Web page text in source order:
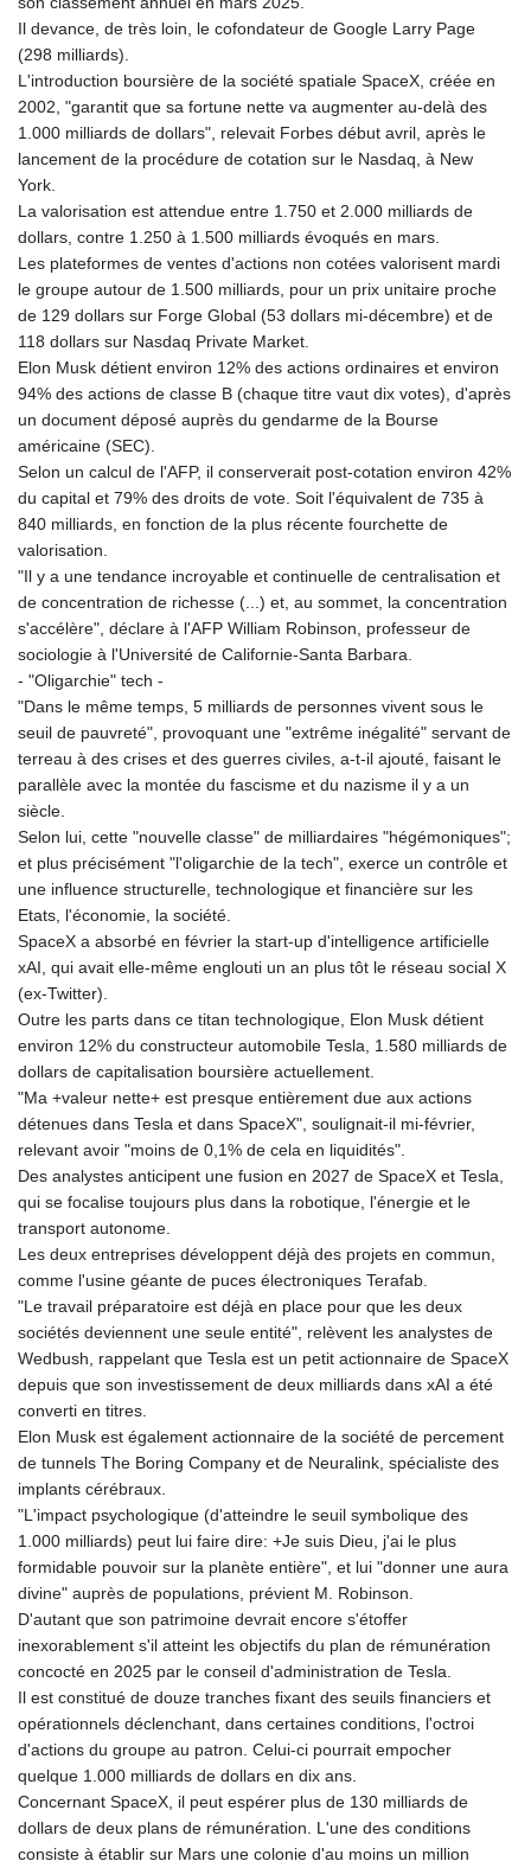
INR 110.076256
IQD 1509.981237
1590322.371805
ISK 142.598215
JEP 0.8566
JMD 183.057725
JPY 182.445186
KES 149.158147
KGS 101.104505
KHR 4681.941823
KMF 492.514185
KRW 1627.677557
KWD 0.356853
KYD 0.960588
KZT 540.233287
LBP
103223.017367
LKR 386.635196
LSL 18.726567
LTL 3.413768
LVL 0.699335
LYD 7.331909
MDL 20.044751
MGA 4918.938878
MKD 61.524236
MMK 2427.596601
MOP 9.314584
MRU 46.338424
MUR 54.419742
MWK 1998.775164
MXN 19.812061
MZN 73.882892
NAD 18.726567
NGN 1577.963717
NIO 42.419473
NOK 10.99759
NPR 175.501819
NZD 1.966719
OMR 0.442445
PEN 3.903651
PGK 5.093937
PHP 70.183258
PKR 320.014324
PLN 4.299905
PYG 6853.914834
RON 5.244583
RSD 117.338542
RWF 1694.978938
SAR 4.341973
SBD 9.325039
SCR 16.705092
SDG 694.263698
SEK 10.961095
SGD 1.477585
SLE 28.445176
SOS 658.791814
SRD 43.778814
STD 23929.673396
STN 24.499696
SVC 10.085875
SZL 18.722767
Il devance, de très loin, le cofondateur de Google Larry Page
(298 milliards).
L'introduction boursière de la société spatiale SpaceX, créée en
2002, "garantit que sa fortune nette va augmenter au-delà des
1.000 milliards de dollars", relevait Forbes début avril, après le
lancement de la procédure de cotation sur le Nasdaq, à New
York.
La valorisation est attendue entre 1.750 et 2.000 milliards de
dollars, contre 1.250 à 1.500 milliards évoqués en mars.
Les plateformes de ventes d'actions non cotées valorisent mardi
le groupe autour de 1.500 milliards, pour un prix unitaire proche
de 129 dollars sur Forge Global (53 dollars mi-décembre) et de
118 dollars sur Nasdaq Private Market.
Elon Musk détient environ 12% des actions ordinaires et environ
94% des actions de classe B (chaque titre vaut dix votes), d'après
un document déposé auprès du gendarme de la Bourse
américaine (SEC).
Selon un calcul de l'AFP, il conserverait post-cotation environ 42%
du capital et 79% des droits de vote. Soit l'équivalent de 735 à
840 milliards, en fonction de la plus récente fourchette de
valorisation.
"Il y a une tendance incroyable et continuelle de centralisation et
de concentration de richesse (...) et, au sommet, la concentration
s'accélère", déclare à l'AFP William Robinson, professeur de
sociologie à l'Université de Californie-Santa Barbara.
- "Oligarchie" tech -
"Dans le même temps, 5 milliards de personnes vivent sous le
seuil de pauvreté", provoquant une "extrême inégalité" servant de
terreau à des crises et des guerres civiles, a-t-il ajouté, faisant le
parallèle avec la montée du fascisme et du nazisme il y a un
siècle.
Selon lui, cette "nouvelle classe" de milliardaires "hégémoniques";
et plus précisément "l'oligarchie de la tech", exerce un contrôle et
une influence structurelle, technologique et financière sur les
Etats, l'économie, la société.
SpaceX a absorbé en février la start-up d'intelligence artificielle
xAI, qui avait elle-même englouti un an plus tôt le réseau social X
(ex-Twitter).
Outre les parts dans ce titan technologique, Elon Musk détient
environ 12% du constructeur automobile Tesla, 1.580 milliards de
dollars de capitalisation boursière actuellement.
"Ma +valeur nette+ est presque entièrement due aux actions
détenues dans Tesla et dans SpaceX", soulignait-il mi-février,
relevant avoir "moins de 0,1% de cela en liquidités".
Des analystes anticipent une fusion en 2027 de SpaceX et Tesla,
qui se focalise toujours plus dans la robotique, l'énergie et le
transport autonome.
Les deux entreprises développent déjà des projets en commun,
comme l'usine géante de puces électroniques Terafab.
"Le travail préparatoire est déjà en place pour que les deux
sociétés deviennent une seule entité", relèvent les analystes de
Wedbush, rappelant que Tesla est un petit actionnaire de SpaceX
depuis que son investissement de deux milliards dans xAI a été
converti en titres.
Elon Musk est également actionnaire de la société de percement
de tunnels The Boring Company et de Neuralink, spécialiste des
implants cérébraux.
"L'impact psychologique (d'atteindre le seuil symbolique des
1.000 milliards) peut lui faire dire: +Je suis Dieu, j'ai le plus
formidable pouvoir sur la planète entière", et lui "donner une aura
divine" auprès de populations, prévient M. Robinson.
D'autant que son patrimoine devrait encore s'étoffer
inexorablement s'il atteint les objectifs du plan de rémunération
concocté en 2025 par le conseil d'administration de Tesla.
Il est constitué de douze tranches fixant des seuils financiers et
opérationnels déclenchant, dans certaines conditions, l'octroi
d'actions du groupe au patron. Celui-ci pourrait empocher
quelque 1.000 milliards de dollars en dix ans.
Concernant SpaceX, il peut espérer plus de 130 milliards de
dollars de deux plans de rémunération. L'une des conditions
consiste à établir sur Mars une colonie d'au moins un million